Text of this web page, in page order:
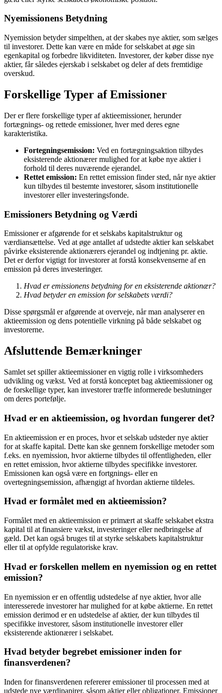
Nyemissionens Betydning
Nyemission betyder simpelthen, at der skabes nye aktier, som sælges
til investorer. Dette kan være en måde for selskabet at øge sin
egenkapital og forbedre likviditeten. Investorer, der køber disse nye
aktier, får således ejerskab i selskabet og deler af dets fremtidige
overskud.
Forskellige Typer af Emissioner
Der er flere forskellige typer af aktieemissioner, herunder
fortægnings- og rettede emissioner, hver med deres egne
karakteristika.
Fortegningsemission: Ved en fortægningsaktion tilbydes
eksisterende aktionærer mulighed for at købe nye aktier i
forhold til deres nuværende ejerandel.
Rettet emission: En rettet emission finder sted, når nye aktier
kun tilbydes til bestemte investorer, såsom institutionelle
investorer eller investeringsfonde.
Emissioners Betydning og Værdi
Emissioner er afgørende for et selskabs kapitalstruktur og
værdiansættelse. Ved at øge antallet af udstedte aktier kan selskabet
påvirke eksisterende aktionærers ejerandel og indtjening pr. aktie.
Det er derfor vigtigt for investorer at forstå konsekvenserne af en
emission på deres investeringer.
Hvad er emissionens betydning for en eksisterende aktionær?
Hvad betyder en emission for selskabets værdi?
Disse spørgsmål er afgørende at overveje, når man analyserer en
aktieemission og dens potentielle virkning på både selskabet og
investorerne.
Afsluttende Bemærkninger
Samlet set spiller aktieemissioner en vigtig rolle i virksomheders
udvikling og vækst. Ved at forstå konceptet bag aktieemissioner og
de forskellige typer, kan investorer træffe informerede beslutninger
om deres portefølje.
Hvad er en aktieemission, og hvordan fungerer det?
En aktieemission er en proces, hvor et selskab udsteder nye aktier
for at skaffe kapital. Dette kan ske gennem forskellige metoder som
f.eks. en nyemission, hvor aktierne tilbydes til offentligheden, eller
en rettet emission, hvor aktierne tilbydes specifikke investorer.
Emissionen kan også være en fortgnings- eller en
overtegningsemission, afhængigt af hvordan aktierne tildeles.
Hvad er formålet med en aktieemission?
Formålet med en aktieemission er primært at skaffe selskabet ekstra
kapital til at finansiere vækst, investeringer eller nedbringelse af
gæld. Det kan også bruges til at styrke selskabets kapitalstruktur
eller til at opfylde regulatoriske krav.
Hvad er forskellen mellem en nyemission og en rettet
emission?
En nyemission er en offentlig udstedelse af nye aktier, hvor alle
interesserede investorer har mulighed for at købe aktierne. En rettet
emission derimod er en udstedelse af aktier, der kun tilbydes til
specifikke investorer, såsom institutionelle investorer eller
eksisterende aktionærer i selskabet.
Hvad betyder begrebet emissioner inden for
finansverdenen?
Inden for finansverdenen refererer emissioner til processen med at
udstede nye værdipapirer, såsom aktier eller obligationer. Emissioner